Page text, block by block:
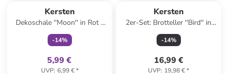
Kersten
Dekoschale ''Moon'' in Rot -
(H)2 x Ø 15,5 cm
-14%
5,99 €
UVP: 6,99 €*
Kersten
2er-Set: Brotteller ''Bird'' in
Bunt - Ø 16 cm
-14%
16,99 €
UVP: 19,98 €*